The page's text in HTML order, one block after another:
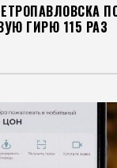
ГИРЮ 115 РАЗ